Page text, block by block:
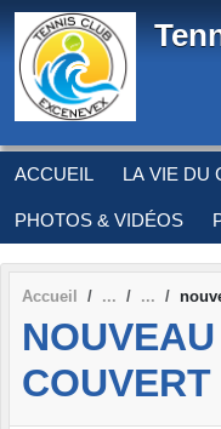
ACCUEIL LA VIE DU
PHOTOS & VIDÉOS
Accueil
COUVERT
Panneau de gestion des